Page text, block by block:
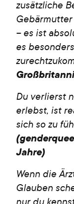
zusätzliche
– es ist
es
Du verlierst
erlebst, ist
sich so zu
Jahre)
Wenn die
Glauben